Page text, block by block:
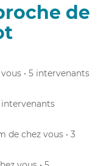
de
• 5 intervenants
intervenants
de chez vous • 3